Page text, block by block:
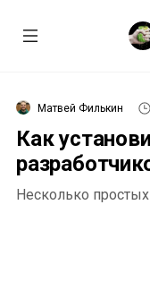
Матвей Филькин
Как
Несколько